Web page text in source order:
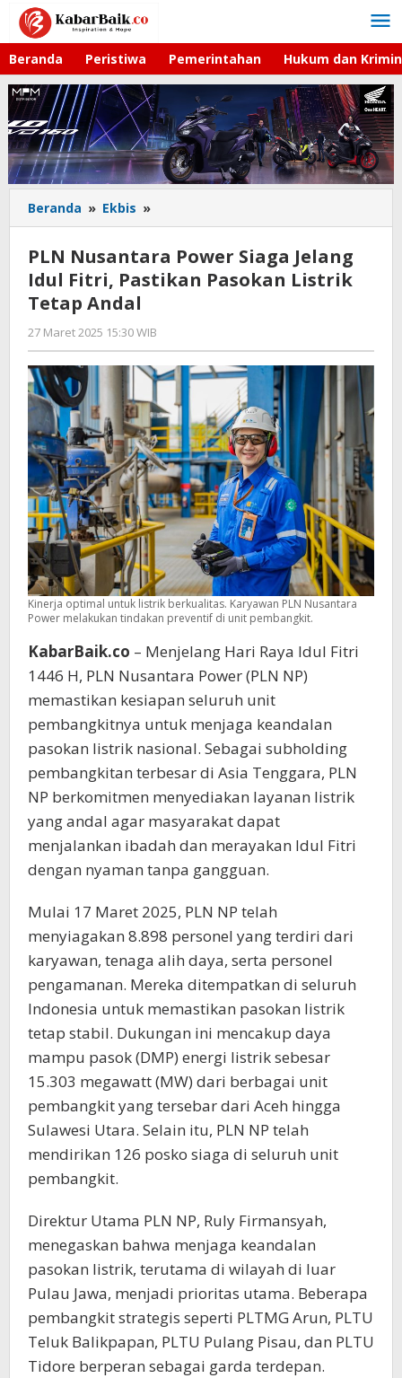
Lewati
konten
Beranda Peristiwa Pemerintahan Hukum dan
Beranda » Ekbis »
Nusantara
Siaga
Jelang
Pastikan
Listrik
Tetap
Andal
PLN Nusantara Power Siaga Jelang
Idul Fitri, Pastikan Pasokan Listrik
Tetap Andal
27 Maret 2025 15:30 WIB
Gagah
Saputra
Kinerja optimal untuk listrik berkualitas. Karyawan PLN Nusantara
Power melakukan tindakan preventif di unit pembangkit.
KabarBaik.co – Menjelang Hari Raya Idul Fitri
1446 H, PLN Nusantara Power (PLN NP)
memastikan kesiapan seluruh unit
pembangkitnya untuk menjaga keandalan
pasokan listrik nasional. Sebagai subholding
pembangkitan terbesar di Asia Tenggara, PLN
NP berkomitmen menyediakan layanan listrik
yang andal agar masyarakat dapat
menjalankan ibadah dan merayakan Idul Fitri
dengan nyaman tanpa gangguan.
Mulai 17 Maret 2025, PLN NP telah
menyiagakan 8.898 personel yang terdiri dari
karyawan, tenaga alih daya, serta personel
pengamanan. Mereka ditempatkan di seluruh
Indonesia untuk memastikan pasokan listrik
tetap stabil. Dukungan ini mencakup daya
mampu pasok (DMP) energi listrik sebesar
15.303 megawatt (MW) dari berbagai unit
pembangkit yang tersebar dari Aceh hingga
Sulawesi Utara. Selain itu, PLN NP telah
mendirikan 126 posko siaga di seluruh unit
pembangkit.
Direktur Utama PLN NP, Ruly Firmansyah,
menegaskan bahwa menjaga keandalan
pasokan listrik, terutama di wilayah di luar
Pulau Jawa, menjadi prioritas utama. Beberapa
pembangkit strategis seperti PLTMG Arun, PLTU
Teluk Balikpapan, PLTU Pulang Pisau, dan PLTU
Tidore berperan sebagai garda terdepan.